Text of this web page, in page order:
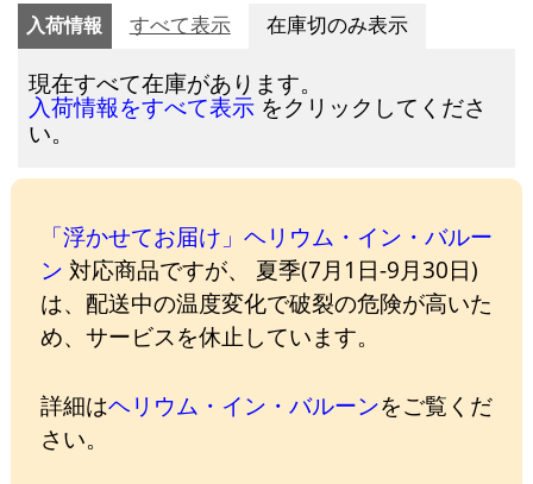
入荷情報 すべて表示 在庫切のみ表示
現在すべて在庫があります。
入荷情報をすべて表示 をクリックしてくださ
い。
「浮かせてお届け」ヘリウム・イン・バルー
ン 対応商品ですが、 夏季(7月1日-9月30日)
は、配送中の温度変化で破裂の危険が高いた
め、サービスを休止しています。
詳細はヘリウム・イン・バルーンをご覧くだ
さい。